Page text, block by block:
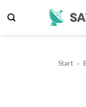
Inhalt
Start »